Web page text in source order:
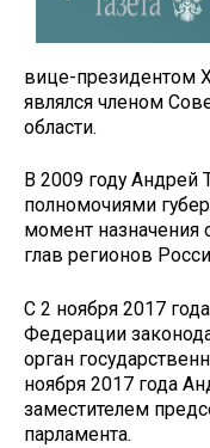
вице-президентом
являлся членом
области.
В 2009 году Андрей
полномочиями
момент
глав регионов
С 2 ноября 2017
Федерации
орган
ноября 2017 года
заместителем
парламента.